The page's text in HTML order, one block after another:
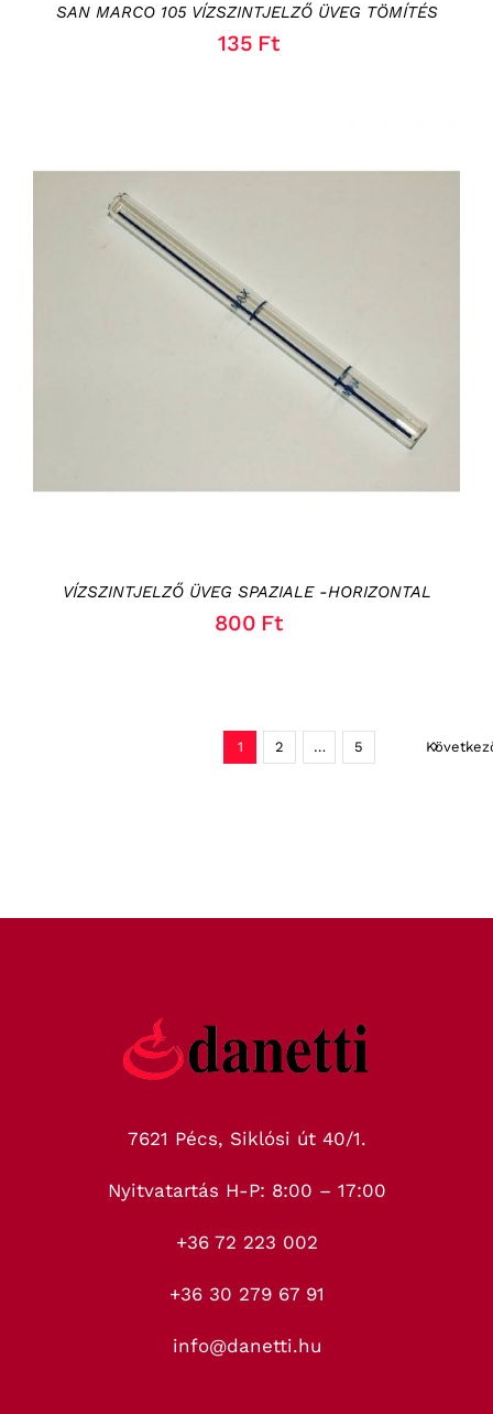
SAN MARCO 105 VÍZSZINTJELZŐ ÜVEG TÖMÍTÉS
135 Ft
/ RÉSZLETEK
VÍZSZINTJELZŐ ÜVEG SPAZIALE -HORIZONTAL
800 Ft
1 2 … 5
7621 Pécs, Siklósi út 40/1.
Nyitvatartás H-P: 8:00 – 17:00
+36 72 223 002
+36 30 279 67 91
info@danetti.hu